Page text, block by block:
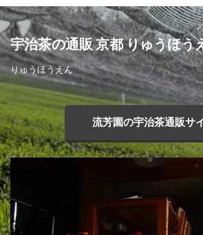
宇治茶の通販 京都 りゅうほう
りゅうほうえん
流芳園の宇治茶通販サ